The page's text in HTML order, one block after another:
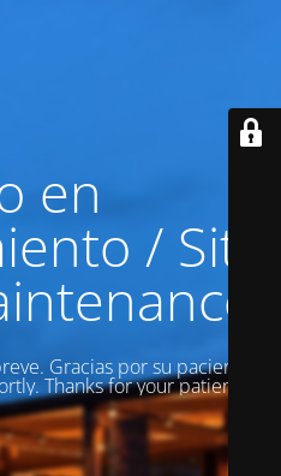
en
/ Site
Gracias por su paciencia! /
Thanks for your patience!